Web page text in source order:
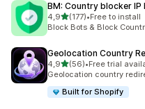
BM: Country blocker IP
4,9z 5 hvězd
(177)
Celkový počet recenzí: 177
•Free to install
Block Bots & Block
Geolocation Country
4,9z 5 hvězd
(56)
Celkový počet recenzí: 56
•Free trial
Geolocation country
Built for Shopify